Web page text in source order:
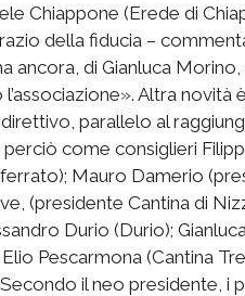
Chiappone (Erede di
della fiducia –
ancora, di Gianluca
Altra novità è
parallelo al
come consiglieri
Mauro Damerio
(presidente Cantina di
Durio (Durio);
Pescarmona (Cantina
il neo presidente, i